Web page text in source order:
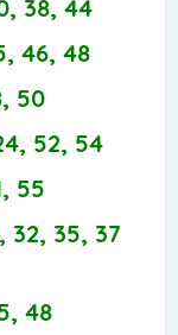
38, 44
46, 48
50
52, 54
55
32, 35, 37
48